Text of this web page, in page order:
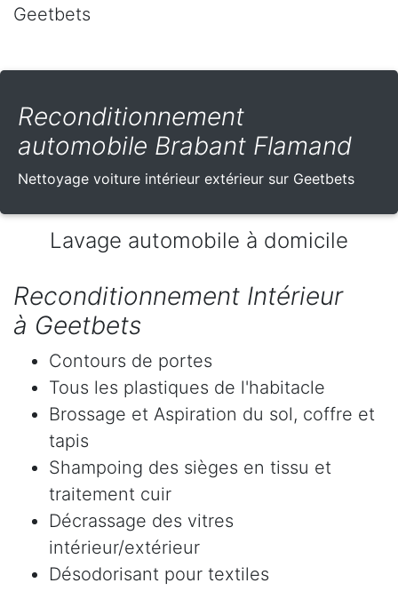
Geetbets
Reconditionnement
automobile Brabant Flamand
Nettoyage voiture intérieur extérieur sur Geetbets
Lavage automobile à domicile
Reconditionnement Intérieur
à Geetbets
Contours de portes
Tous les plastiques de l'habitacle
Brossage et Aspiration du sol, coffre et
tapis
Shampoing des sièges en tissu et
traitement cuir
Décrassage des vitres
intérieur/extérieur
Désodorisant pour textiles